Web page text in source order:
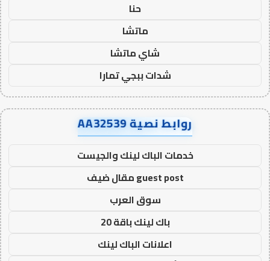
حنا
ماتشا
شاي ماتشا
شدات ببجي تمارا
روابط نصية AA32539
خدمات الباك لينك والجيست
guest post مقال ضيف
سوق العرب
باك لينك باقة 20
اعلانات الباك لينك